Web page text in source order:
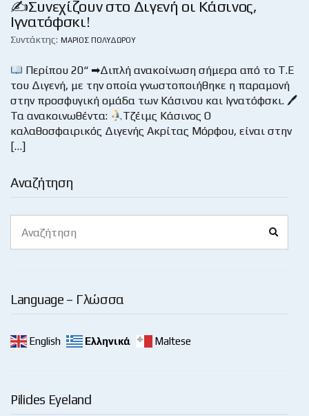
Αναζήτηση
for:
Language – Γλώσσα
English Ελληνικά Maltese
Pilides Eyeland
✍Συνεχίζουν στο Διγενή οι Κάσινος,
Ιγνατόφσκι!
Συντάκτης: ΜΆΡΙΟΣ ΠΟΛΥΔΏΡΟΥ
Περίπου 20“ ➡Διπλή ανακοίνωση σήμερα από το Τ.Ε
του Διγενή, με την οποία γνωστοποιήθηκε η παραμονή
στην προσφυγική ομάδα των Κάσινου και Ιγνατόφσκι. 🖊
Τα ανακοινωθέντα:
Τζέιμς Κάσινος Ο
καλαθοσφαιρικός Διγενής Ακρίτας Μόρφου, είναι στην
[…]